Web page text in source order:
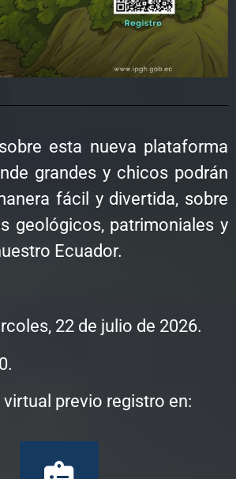
esta nueva plataforma
grandes y chicos podrán
fácil y divertida, sobre
geológicos, patrimoniales y
Ecuador.
22 de julio de 2026.
previo registro en: